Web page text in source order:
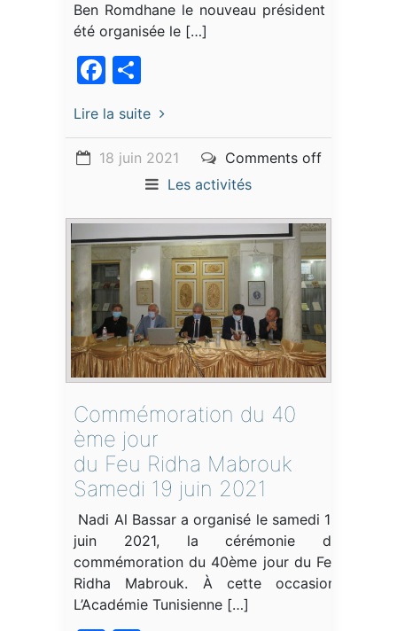
Ben Romdhane le nouveau président a
été organisée le […]
Facebook
Lire la suite
18 juin 2021
Comments off
Les activités
Commémoration du 40
ème jour
du Feu Ridha Mabrouk
Samedi 19 juin 2021
Nadi Al Bassar a organisé le samedi 19
juin 2021, la cérémonie de
commémoration du 40ème jour du Feu
Ridha Mabrouk. À cette occasion,
L’Académie Tunisienne […]